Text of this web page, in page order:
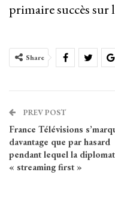
primaire succès sur
Share
PREV POST
France Télévisions
davantage que par hasard
pendant lequel la
« streaming first »